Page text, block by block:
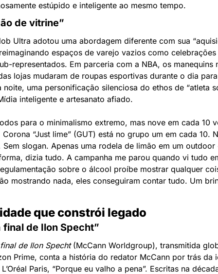
estúpido e inteligente ao mesmo tempo.
de vitrine”
Ultra adotou uma abordagem diferente com sua
espaços de varejo vazios como celebrações
representados. Em parceria com a NBA, os manequins
lojas mudaram de roupas esportivas durante o dia
noite, uma personificação silenciosa do ethos de “atleta
inteligente e artesanato afiado.
para o minimalismo extremo, mas nove em cada 10
“Just lime” (GUT) está no grupo um em cada 10.
slogan. Apenas uma rodela de limão em um outdoor
dizia tudo. A campanha me parou quando vi tudo
sobre o álcool proíbe mostrar qualquer
mostrando nada, eles conseguiram contar tudo. Um
que constrói legado
final de Ilon Specht”
de Ilon Specht (McCann Worldgroup), transmitida
Prime, conta a história do redator McCann por trás da
Paris, “Porque eu valho a pena”. Escritas na